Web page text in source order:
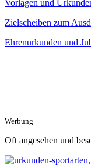
Vorlagen und
Zielscheiben zum
Ehrenurkunden und
Werbung
Oft angesehen und